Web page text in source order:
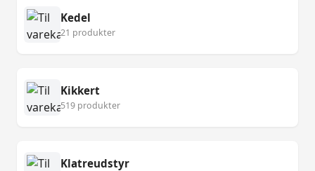
Kedel
21 produkter
Kikkert
519 produkter
Klatreudstyr